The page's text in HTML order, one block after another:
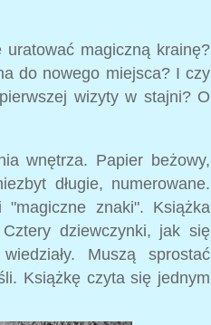
uratować magiczną krainę?
do nowego miejsca? I czy
wizyty w stajni? O
wnętrza. Papier beżowy,
długie, numerowane.
"magiczne znaki". Książka
dziewczynki, jak się
Muszą sprostać
Książkę czyta się jednym